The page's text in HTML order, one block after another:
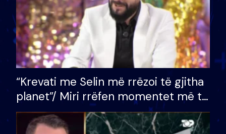
“Krevati me Selin më rrëzoi të gjitha
planet”/ Miri rrëfen momentet më të
bukura në shtëpinë e BB VIP: Do më
mungojë zilja e mëngjesit kur…